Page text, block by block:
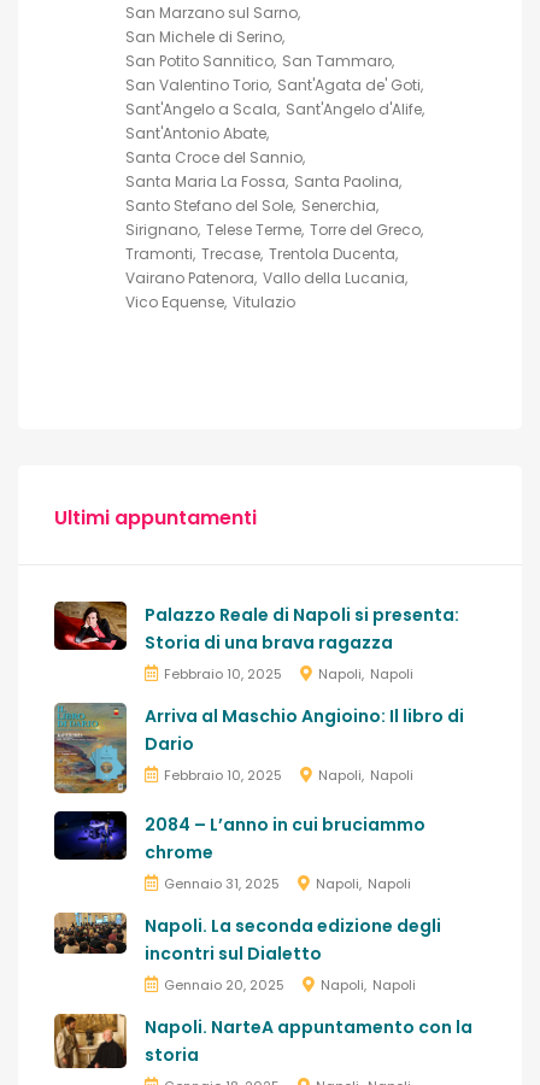
San Marzano sul Sarno
San Michele di Serino
San Potito Sannitico San Tammaro
San Valentino Torio Sant'Agata de' Goti
Sant'Angelo a Scala Sant'Angelo d'Alife
Sant'Antonio Abate
Santa Croce del Sannio
Santa Maria La Fossa Santa Paolina
Santo Stefano del Sole Senerchia
Sirignano Telese Terme Torre del Greco
Tramonti Trecase Trentola Ducenta
Vairano Patenora Vallo della Lucania
Vico Equense Vitulazio
Ultimi appuntamenti
Palazzo Reale di Napoli si presenta:
Storia di una brava ragazza
Febbraio 10, 2025 Napoli Napoli
Arriva al Maschio Angioino: Il libro di
Dario
Febbraio 10, 2025 Napoli Napoli
2084 – L’anno in cui bruciammo
chrome
Gennaio 31, 2025 Napoli Napoli
Napoli. La seconda edizione degli
incontri sul Dialetto
Gennaio 20, 2025 Napoli Napoli
Napoli. NarteA appuntamento con la
storia